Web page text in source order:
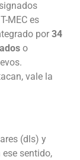
MEC es
por 34
o
vale la
(dls) y
sentido,